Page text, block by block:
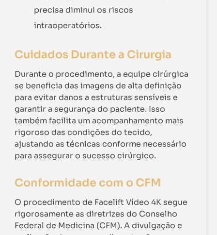
precisa diminui os riscos
intraoperatórios.
Cuidados Durante a Cirurgia
Durante o procedimento, a equipe cirúrgica
se beneficia das imagens de alta definição
para evitar danos a estruturas sensíveis e
garantir a segurança do paciente. Isso
também facilita um acompanhamento mais
rigoroso das condições do tecido,
ajustando as técnicas conforme necessário
para assegurar o sucesso cirúrgico.
Conformidade com o CFM
O procedimento de Facelift Vídeo 4K segue
rigorosamente as diretrizes do Conselho
Federal de Medicina (CFM). A divulgação e